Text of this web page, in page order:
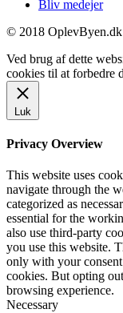
Bliv medejer
© 2018 OplevByen.dk
Ved brug af dette
cookies til at forbedre
Luk
Privacy Overview
This website uses
navigate through the
categorized as
essential for the
also use third-party
you use this website.
only with your
cookies. But opting
browsing experience.
Necessary